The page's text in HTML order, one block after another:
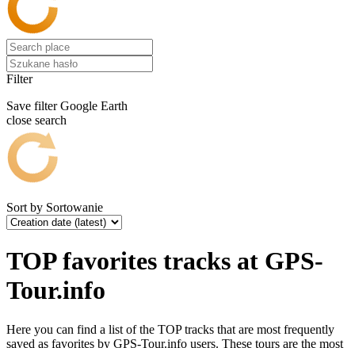
Filter
Save filter Google Earth
close search
Sort by Sortowanie
TOP favorites tracks at GPS-
Tour.info
Here you can find a list of the TOP tracks that are most frequently
saved as favorites by GPS-Tour.info users. These tours are the most